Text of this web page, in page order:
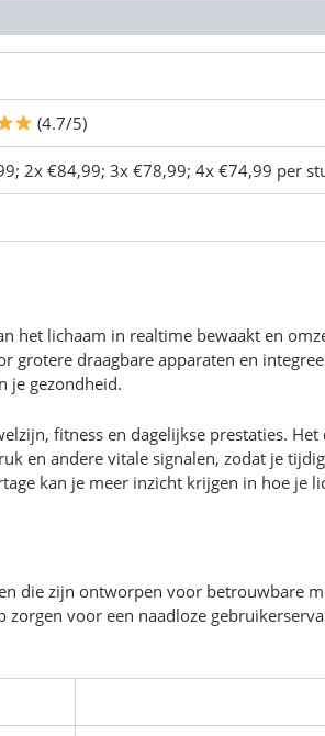
(4.7/5)
2x €84,99; 3x €78,99; 4x €74,99 per
het lichaam in realtime bewaakt en
grotere draagbare apparaten en
je gezondheid.
fitness en dagelijkse prestaties.
en andere vitale signalen, zodat je
kan je meer inzicht krijgen in hoe je
die zijn ontworpen voor betrouwbare
voor een naadloze